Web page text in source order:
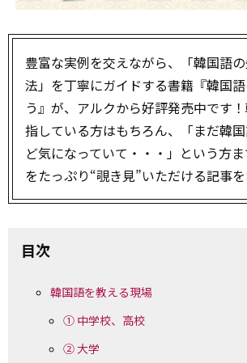
豊富な実例を交えながら、「韓国語
法」を丁寧にガイドする書籍『韓国
う』が、アルクから好評発売中です
指している方はもちろん、「まだ韓
ど気になっていて・・・」という方
をたっぷり“覗き見”いただける記事を
目次
韓国語を教える現場
① 中学校、高校
② 大学